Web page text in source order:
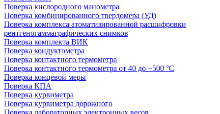
Поверка кислородного манометра
Поверка комбинированного твердомера (УД)
Поверка комплекса атоматизированной расшифровки
рентгеногаммаграфических снимков
Поверка комплекта ВИК
Поверка кондуктометра
Поверка контактного термометра
Поверка контактного термометра от 40 до +500 °С
Поверка концевой меры
Поверка КПА
Поверка курвиметра
Поверка курвиметра дорожного
Поверка лабораторных электронных весов